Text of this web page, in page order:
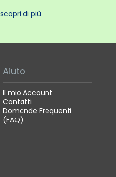
scopri di più
Aiuto
Il mio Account
Contatti
Domande Frequenti
(FAQ)